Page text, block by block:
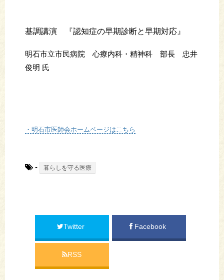
基調講演 『認知症の早期診断と早期対応』
明石市立市民病院 心療内科・精神科 部長 忠井
俊明 氏
・明石市医師会ホームページはこちら
- 暮らしを守る医療
Twitter Facebook
RSS